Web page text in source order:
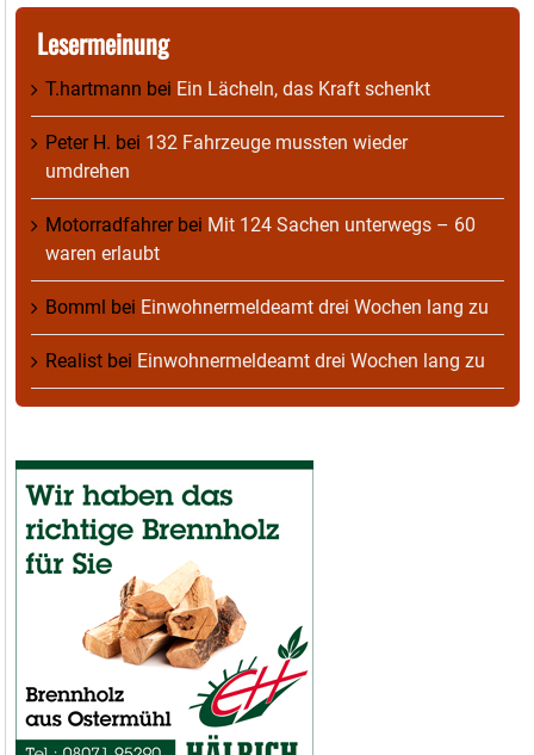
Lesermeinung
T.hartmann bei Ein Lächeln, das Kraft schenkt
Peter H. bei 132 Fahrzeuge mussten wieder
umdrehen
Motorradfahrerbei Mit 124 Sachen unterwegs – 60
waren erlaubt
Bomml bei Einwohnermeldeamt drei Wochen lang zu
Realist bei Einwohnermeldeamt drei Wochen lang zu